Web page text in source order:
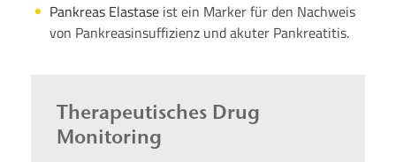
Pankreas Elastase ist ein Marker für den Nachweis
von Pankreasinsuffizienz und akuter Pankreatitis.
Therapeutisches Drug
Monitoring